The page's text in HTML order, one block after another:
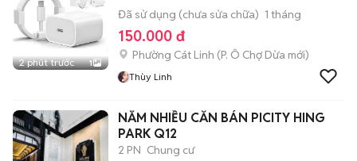
2 phút trước 1
Đã sử dụng (chưa sửa chữa) 1 tháng
150.000 đ
Phường Cát Linh (P. Ô Chợ Dừa mới)
Thùy Linh
NẮM NHIỀU CĂN BÁN PICITY HING
PARK Q12
2 PN Chung cư